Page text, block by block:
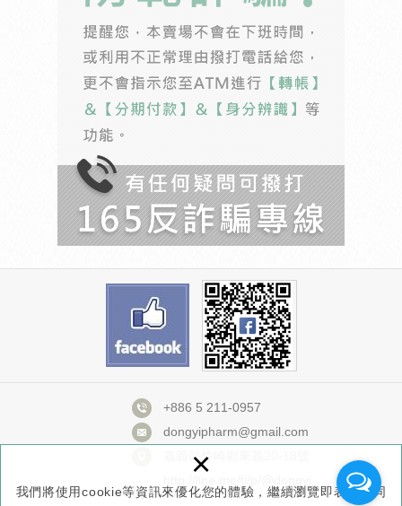
我們將使用cookie等資訊來優化您的體驗，繼續瀏覽即表示您同
×
+886 5 211-0957
dongyipharm@gmail.com
嘉義縣竹崎鄉東義20-18號